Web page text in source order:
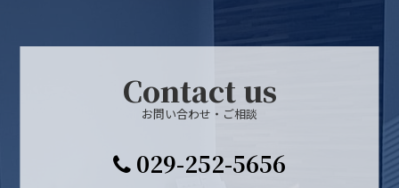
Contact us
お問い合わせ・ご相談
029-252-5656